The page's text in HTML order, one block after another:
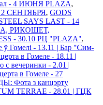
- 4 ИЮНЯ PLAZA,
2 СЕНТЯБРЯ, GODS
SAYS LAST - 14
РИКОШЕТ,
- 30.10 РЦ "PLAZA",
ў Гомелi - 13.11 | Бар "Сим-
в Гомеле - 18.11 |
вечеринки - 2.01 |
в Гомеле - 27
Фота з канцэрту
TERRAE - 28.01 | ГЦК